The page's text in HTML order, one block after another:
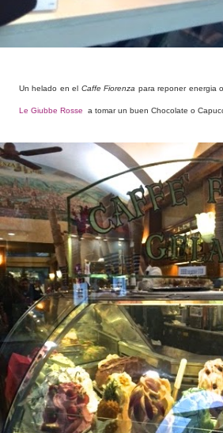
Un helado en el Caffe Fiorenza para reponer energia
Le Giubbe Rosse a tomar un buen Chocolate o